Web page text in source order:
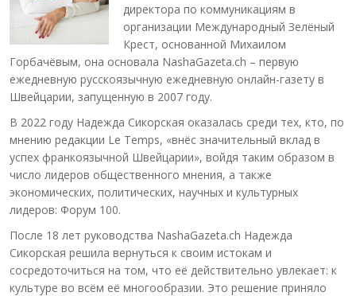
директора по коммуникациям в
организации Международный Зелёный
Крест, основанной Михаилом
Горбачёвым, она основала NashaGazeta.ch – первую
ежедневную русскоязычную ежедневную онлайн-газету в
Швейцарии, запущенную в 2007 году.
В 2022 году Надежда Сикорская оказалась среди тех, кто, по
мнению редакции Le Temps, «внёс значительный вклад в
успех франкоязычной Швейцарии», войдя таким образом в
число лидеров общественного мнения, а также
экономических, политических, научных и культурных
лидеров: Форум 100.
После 18 лет руководства NashaGazeta.ch Надежда
Сикорская решила вернуться к своим истокам и
сосредоточиться на том, что её действительно увлекает: к
культуре во всём её многообразии. Это решение приняло